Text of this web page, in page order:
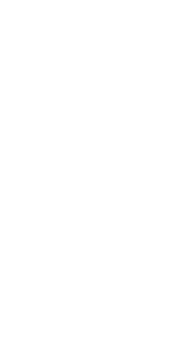
nach
mit dem
knapp vier